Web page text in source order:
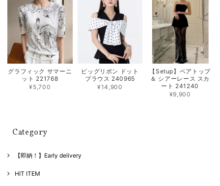
グラフィック サマーニ
ット 221768
¥5,700
ビッグリボン ドット
ブラウス 240965
¥14,900
【Setup】ベアトップ
＆ シアーレース スカ
ート 241240
¥9,900
Category
【即納！】Early delivery
HIT ITEM